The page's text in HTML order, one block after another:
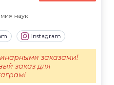
наук
Instagram
заказами!
заказ для